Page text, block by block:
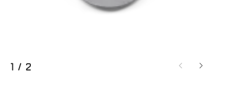
1 / 2